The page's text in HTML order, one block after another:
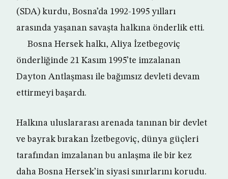
(SDA) kurdu, Bosna’da 1992-1995 yılları
arasında yaşanan savaşta halkına önderlik etti.
Bosna Hersek halkı, Aliya İzetbegoviç
önderliğinde 21 Kasım 1995’te imzalanan
Dayton Antlaşması ile bağımsız devleti devam
ettirmeyi başardı.
Halkına uluslararası arenada tanınan bir devlet
ve bayrak bırakan İzetbegoviç, dünya güçleri
tarafından imzalanan bu anlaşma ile bir kez
daha Bosna Hersek’in siyasi sınırlarını korudu.